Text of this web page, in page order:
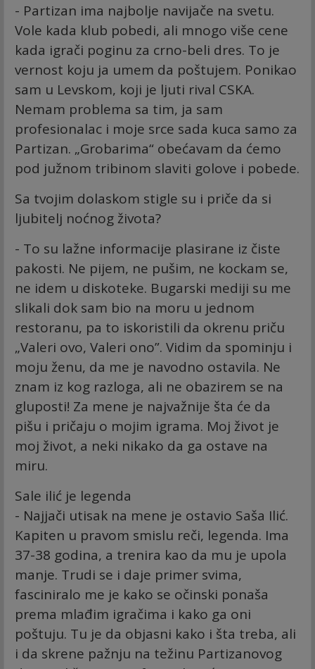
- Partizan ima najbolje navijače na svetu.
Vole kada klub pobedi, ali mnogo više cene
kada igrači poginu za crno-beli dres. To je
vernost koju ja umem da poštujem. Ponikao
sam u Levskom, koji je ljuti rival CSKA.
Nemam problema sa tim, ja sam
profesionalac i moje srce sada kuca samo za
Partizan. „Grobarima“ obećavam da ćemo
pod južnom tribinom slaviti golove i pobede.
Sa tvojim dolaskom stigle su i priče da si
ljubitelj noćnog života?
- To su lažne informacije plasirane iz čiste
pakosti. Ne pijem, ne pušim, ne kockam se,
ne idem u diskoteke. Bugarski mediji su me
slikali dok sam bio na moru u jednom
restoranu, pa to iskoristili da okrenu priču
„Valeri ovo, Valeri ono”. Vidim da spominju i
moju ženu, da me je navodno ostavila. Ne
znam iz kog razloga, ali ne obazirem se na
gluposti! Za mene je najvažnije šta će da
pišu i pričaju o mojim igrama. Moj život je
moj život, a neki nikako da ga ostave na
miru.
Sale ilić je legenda
- Najjači utisak na mene je ostavio Saša Ilić.
Kapiten u pravom smislu reči, legenda. Ima
37-38 godina, a trenira kao da mu je upola
manje. Trudi se i daje primer svima,
fasciniralo me je kako se očinski ponaša
prema mlađim igračima i kako ga oni
poštuju. Tu je da objasni kako i šta treba, ali
i da skrene pažnju na težinu Partizanovog